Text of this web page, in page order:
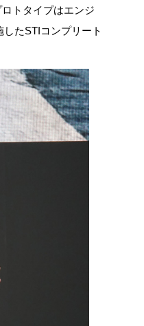
トタイプはエンジ
たSTIコンプリート